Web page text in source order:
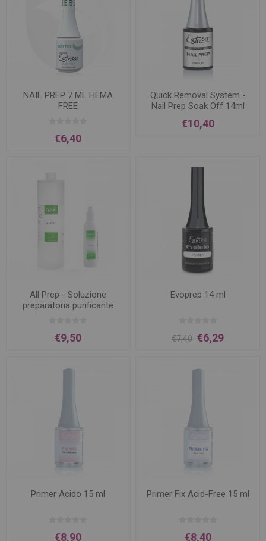
NAIL PREP 7 ML HEMA
FREE
€6,40
Quick Removal System -
Nail Prep Soak Off 14ml
€10,40
All Prep - Soluzione
preparatoria purificante
€9,50
Evoprep 14 ml
€7,40 €6,29
Primer Acido 15 ml
€8,90
Primer Fix Acid-Free 15 ml
€8,40